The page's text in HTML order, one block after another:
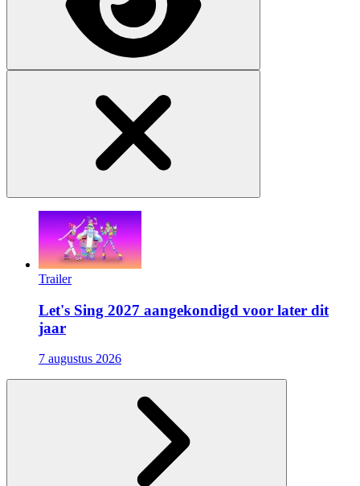
Trailer
Let's Sing 2027 aangekondigd voor later dit
jaar
7 augustus 2026